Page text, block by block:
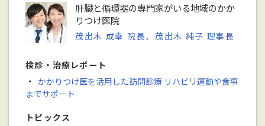
肝臓と循環器の専門家がいる地域のかか
りつけ医院
茂出木 成幸 院長、茂出木 純子 理事長
検診・治療レポート
・ かかりつけ医を活用した訪問診療 リハビリ運動や食事
までサポート
トピックス